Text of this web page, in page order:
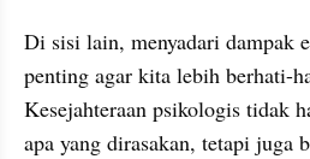
Di sisi lain, menyadari dampak
penting agar kita lebih berhati-
Kesejahteraan psikologis tidak
apa yang dirasakan, tetapi juga